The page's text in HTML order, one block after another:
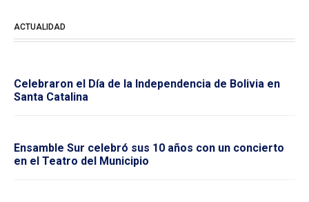
ACTUALIDAD
Celebraron el Día de la Independencia de Bolivia en
Santa Catalina
Ensamble Sur celebró sus 10 años con un concierto
en el Teatro del Municipio